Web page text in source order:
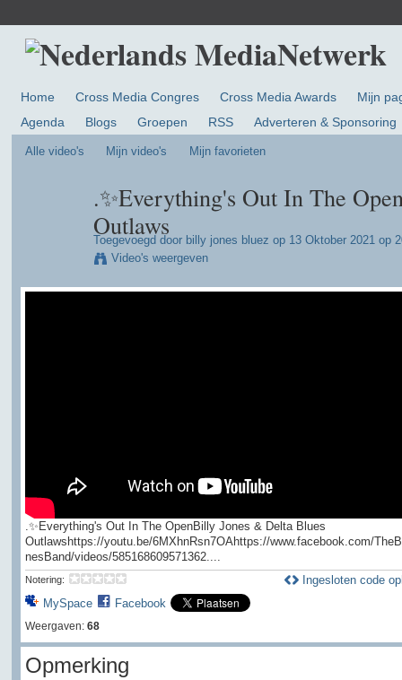
Home Cross Media Congres Cross Media Awards
Mijn
Agenda
Blogs Groepen RSS Adverteren & Sponsoring
Alle video's Mijn video's Mijn favorieten
.✨Everything's Out In The
Outlaws
Toegevoegd door billy jones bluez op 13 Oktober 2021 op
Video's weergeven
.✨Everything's Out In The OpenBilly Jones & Delta Blues
Outlawshttps://youtu.be/6MXhnRsn7OAhttps://www.facebook.com/
nesBand/videos/585168609571362....
Notering:
MySpace Facebook
Weergaven: 68
Ingesloten code
Opmerking